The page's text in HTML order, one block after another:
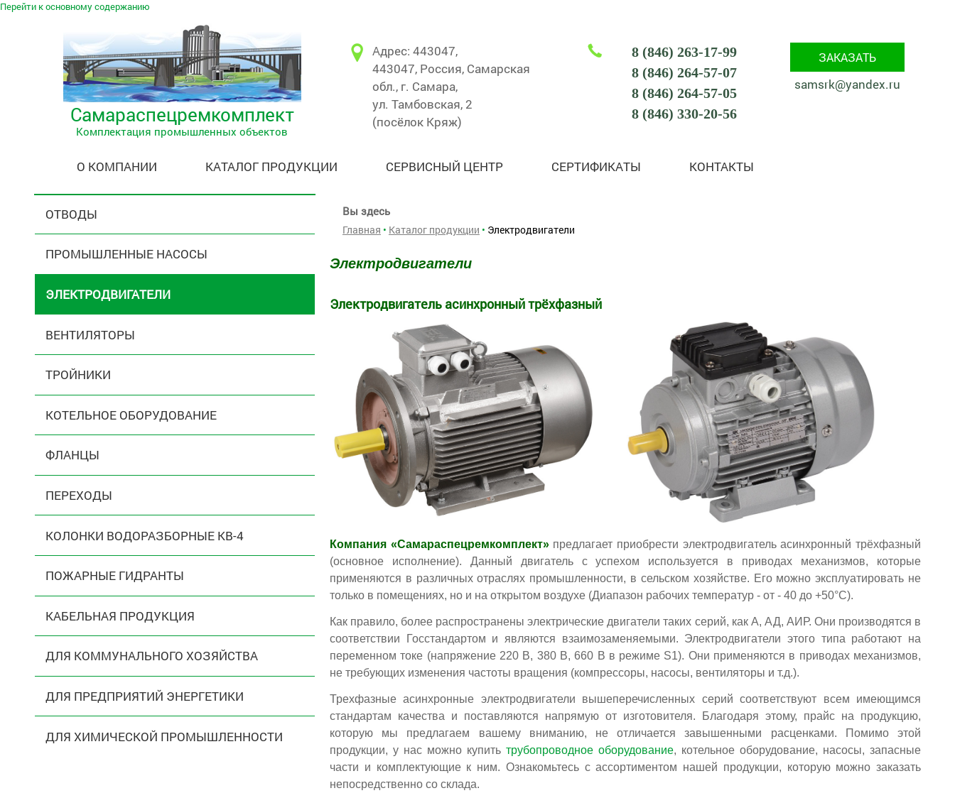
Перейти к основному содержанию
Самараспецремкомплект
Комплектация промышленных объектов
Адрес: 443047,
443047, Россия, Самарская
обл., г. Самара,
ул. Тамбовская, 2
(посёлок Кряж)
8 (846) 263-17-99
8 (846) 264-57-07
8 (846) 264-57-05
8 (846) 330-20-56
ЗАКАЗАТЬ
samsrk@yandex.ru
О КОМПАНИИ КАТАЛОГ ПРОДУКЦИИ СЕРВИСНЫЙ ЦЕНТР СЕРТИФИКАТЫ КОНТАКТЫ
ОТВОДЫ
ПРОМЫШЛЕННЫЕ НАСОСЫ
ЭЛЕКТРОДВИГАТЕЛИ
ВЕНТИЛЯТОРЫ
ТРОЙНИКИ
КОТЕЛЬНОЕ ОБОРУДОВАНИЕ
ФЛАНЦЫ
ПЕРЕХОДЫ
КОЛОНКИ ВОДОРАЗБОРНЫЕ КВ-4
ПОЖАРНЫЕ ГИДРАНТЫ
КАБЕЛЬНАЯ ПРОДУКЦИЯ
ДЛЯ КОММУНАЛЬНОГО ХОЗЯЙСТВА
ДЛЯ ПРЕДПРИЯТИЙ ЭНЕРГЕТИКИ
ДЛЯ ХИМИЧЕСКОЙ ПРОМЫШЛЕННОСТИ
Вы здесь
Главная • Каталог продукции • Электродвигатели
Электродвигатели
Электродвигатель асинхронный трёхфазный
Компания «Самараспецремкомплект»предлагает приобрести электродвигатель асинхронный трёхфазный
(основное исполнение). Данный двигатель с успехом используется в приводах механизмов, которые
применяются в различных отраслях промышленности, в сельском хозяйстве. Его можно эксплуатировать не
только в помещениях, но и на открытом воздухе (Диапазон рабочих температур - от - 40 до +50°С).
Как правило, более распространены электрические двигатели таких серий, как А, АД, АИР. Они производятся в
соответствии Госстандартом и являются взаимозаменяемыми. Электродвигатели этого типа работают на
переменном токе (напряжение 220 В, 380 В, 660 В в режиме S1). Они применяются в приводах механизмов,
не требующих изменения частоты вращения (компрессоры, насосы, вентиляторы и т.д.).
Трехфазные асинхронные электродвигатели вышеперечисленных серий соответствуют всем имеющимся
стандартам качества и поставляются напрямую от изготовителя. Благодаря этому, прайс на продукцию,
которую мы предлагаем вашему вниманию, не отличается завышенными расценками. Помимо этой
продукции, у нас можно купить трубопроводное оборудование, котельное оборудование, насосы, запасные
части и комплектующие к ним. Ознакомьтесь с ассортиментом нашей продукции, которую можно заказать
непосредственно со склада.